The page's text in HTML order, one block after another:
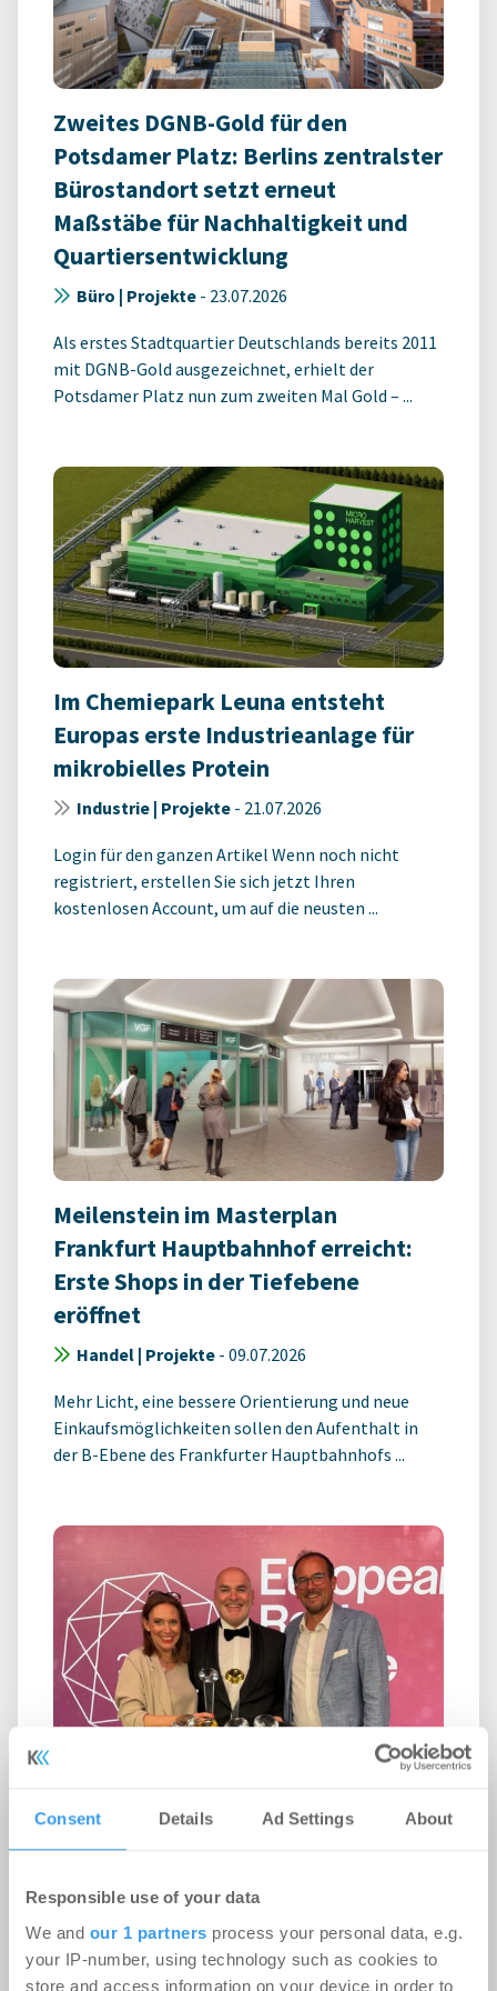
Consent Details Ad Settings About
Responsible use of your data
We and our 1 partners process your personal data, e.g.
your IP-number, using technology such as cookies to
store and access information on your device in order to
Zweites DGNB-Gold für den
Potsdamer Platz: Berlins zentralster
Bürostandort setzt erneut
Maßstäbe für Nachhaltigkeit und
Quartiersentwicklung
Büro | Projekte - 23.07.2026
Als erstes Stadtquartier Deutschlands bereits 2011
mit DGNB-Gold ausgezeichnet, erhielt der
Potsdamer Platz nun zum zweiten Mal Gold – ...
Im Chemiepark Leuna entsteht
Europas erste Industrieanlage für
mikrobielles Protein
Industrie | Projekte - 21.07.2026
Login für den ganzen Artikel Wenn noch nicht
registriert, erstellen Sie sich jetzt Ihren
kostenlosen Account, um auf die neusten ...
Meilenstein im Masterplan
Frankfurt Hauptbahnhof erreicht:
Erste Shops in der Tiefebene
eröffnet
Handel | Projekte - 09.07.2026
Mehr Licht, eine bessere Orientierung und neue
Einkaufsmöglichkeiten sollen den Aufenthalt in
der B-Ebene des Frankfurter Hauptbahnhofs ...
Real Estate Brand Awards 2026
Events-26.06.2026
Eine klare, menschenorientierte Führung treibt die
Markenstärke entscheidend voran. Das ist keine